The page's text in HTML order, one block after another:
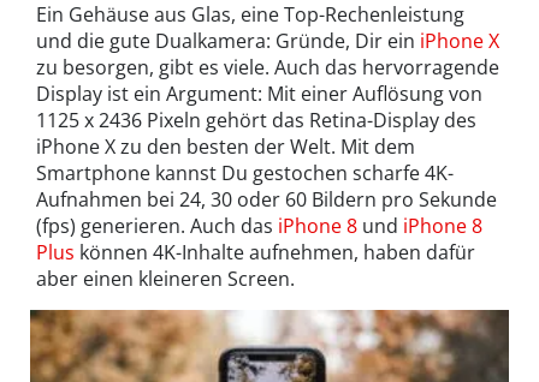
Ein Gehäuse aus Glas, eine Top-Rechenleistung
und die gute Dualkamera: Gründe, Dir ein iPhone X
zu besorgen, gibt es viele. Auch das hervorragende
Display ist ein Argument: Mit einer Auflösung von
1125 x 2436 Pixeln gehört das Retina-Display des
iPhone X zu den besten der Welt. Mit dem
Smartphone kannst Du gestochen scharfe 4K-
Aufnahmen bei 24, 30 oder 60 Bildern pro Sekunde
(fps) generieren. Auch das iPhone 8 und iPhone 8
Plus können 4K-Inhalte aufnehmen, haben dafür
aber einen kleineren Screen.